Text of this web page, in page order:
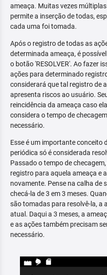
ameaça. Muitas vezes
permite a inserção de todas,
cada uma foi tomada.
Após o registro de todas as
determinada ameaça, é
o botão 'RESOLVER'. Ao fazer
ações para determinado
considerará que tal registro de
apresenta riscos ao usuário.
reincidência da ameaça caso
considera o tempo de
necessário.
Esse é um importante conceito
periódica só é considerada
Passado o tempo de
registro para aquela ameaça e
novamente. Pense na calha de
checá-la de 3 em 3 meses.
são tomadas para resolvê-la, a
atual. Daqui a 3 meses, a
e as ações também precisam
necessário.